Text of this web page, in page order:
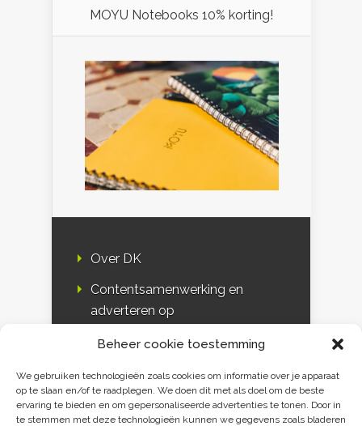
Beheer cookie toestemming
We gebruiken technologieën zoals cookies om informatie over je apparaat
op te slaan en/of te raadplegen. We doen dit met als doel om de beste
ervaring te bieden en om gepersonaliseerde advertenties te tonen. Door in
te stemmen met deze technologieën kunnen we gegevens zoals bladeren
MOYU Notebooks 10% korting!
Over DK
Contentsamenwerking en
adverteren op
DK & media